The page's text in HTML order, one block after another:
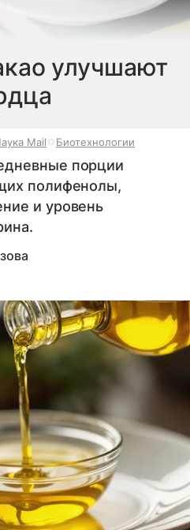
улучшают
Mail Биотехнологии
порции
полифенолы,
и уровень